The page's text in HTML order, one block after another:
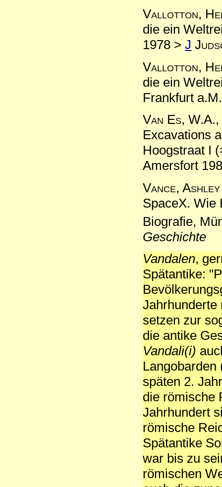
Vallotton,
die ein
1978 >J
Vallotton,
die ein
Frankfurt
Van Es,
Excavations
Hoogstraat I
Amersfort
Vance, Ashley
SpaceX. Wie
Biografie,
Geschichte
Vandalen,
Spätantike:
Jahrhunderte
setzen zur
die antike
Vandali(i)
späten 2.
die römische
Jahrhundert
römische
Spätantike
war bis zu
römischen